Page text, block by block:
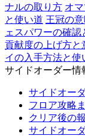
ナルの取り方 オ
と使い道 王冠の
ェスパワーの確認
貢献度の上げ方と
イの入手方法と使
サイドオーダー情
サイドオー
フロア攻略
クリア後の
サイドオー